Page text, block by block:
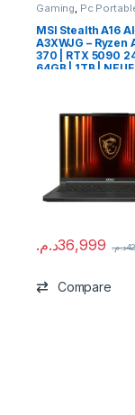
Gaming Pc
MSI Stealth A16
A3XWJG – Ryzen
370 | RTX 5090
64GB | 1TB | NEUF
36,999د.م. د.م.
Compare